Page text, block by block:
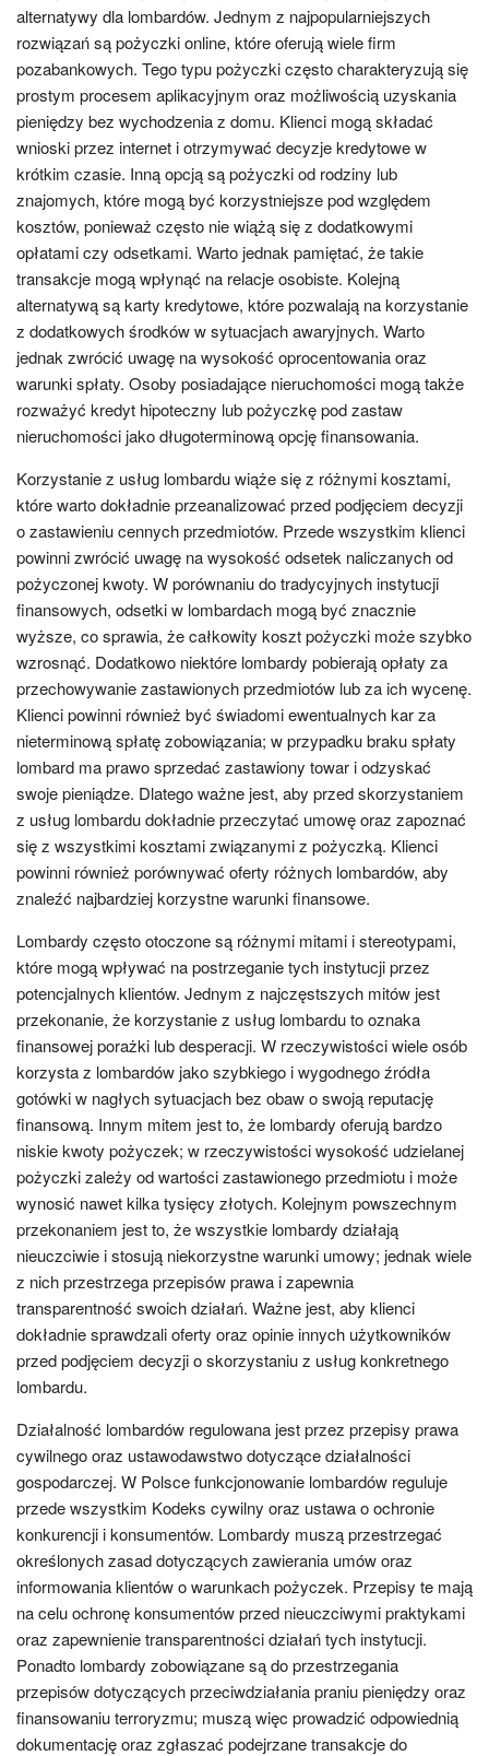
alternatywy dla lombardów. Jednym z najpopularniejszych
rozwiązań są pożyczki online, które oferują wiele firm
pozabankowych. Tego typu pożyczki często charakteryzują się
prostym procesem aplikacyjnym oraz możliwością uzyskania
pieniędzy bez wychodzenia z domu. Klienci mogą składać
wnioski przez internet i otrzymywać decyzje kredytowe w
krótkim czasie. Inną opcją są pożyczki od rodziny lub
znajomych, które mogą być korzystniejsze pod względem
kosztów, ponieważ często nie wiążą się z dodatkowymi
opłatami czy odsetkami. Warto jednak pamiętać, że takie
transakcje mogą wpłynąć na relacje osobiste. Kolejną
alternatywą są karty kredytowe, które pozwalają na korzystanie
z dodatkowych środków w sytuacjach awaryjnych. Warto
jednak zwrócić uwagę na wysokość oprocentowania oraz
warunki spłaty. Osoby posiadające nieruchomości mogą także
rozważyć kredyt hipoteczny lub pożyczkę pod zastaw
nieruchomości jako długoterminową opcję finansowania.
Korzystanie z usług lombardu wiąże się z różnymi kosztami,
które warto dokładnie przeanalizować przed podjęciem decyzji
o zastawieniu cennych przedmiotów. Przede wszystkim klienci
powinni zwrócić uwagę na wysokość odsetek naliczanych od
pożyczonej kwoty. W porównaniu do tradycyjnych instytucji
finansowych, odsetki w lombardach mogą być znacznie
wyższe, co sprawia, że całkowity koszt pożyczki może szybko
wzrosnąć. Dodatkowo niektóre lombardy pobierają opłaty za
przechowywanie zastawionych przedmiotów lub za ich wycenę.
Klienci powinni również być świadomi ewentualnych kar za
nieterminową spłatę zobowiązania; w przypadku braku spłaty
lombard ma prawo sprzedać zastawiony towar i odzyskać
swoje pieniądze. Dlatego ważne jest, aby przed skorzystaniem
z usług lombardu dokładnie przeczytać umowę oraz zapoznać
się z wszystkimi kosztami związanymi z pożyczką. Klienci
powinni również porównywać oferty różnych lombardów, aby
znaleźć najbardziej korzystne warunki finansowe.
Lombardy często otoczone są różnymi mitami i stereotypami,
które mogą wpływać na postrzeganie tych instytucji przez
potencjalnych klientów. Jednym z najczęstszych mitów jest
przekonanie, że korzystanie z usług lombardu to oznaka
finansowej porażki lub desperacji. W rzeczywistości wiele osób
korzysta z lombardów jako szybkiego i wygodnego źródła
gotówki w nagłych sytuacjach bez obaw o swoją reputację
finansową. Innym mitem jest to, że lombardy oferują bardzo
niskie kwoty pożyczek; w rzeczywistości wysokość udzielanej
pożyczki zależy od wartości zastawionego przedmiotu i może
wynosić nawet kilka tysięcy złotych. Kolejnym powszechnym
przekonaniem jest to, że wszystkie lombardy działają
nieuczciwie i stosują niekorzystne warunki umowy; jednak wiele
z nich przestrzega przepisów prawa i zapewnia
transparentność swoich działań. Ważne jest, aby klienci
dokładnie sprawdzali oferty oraz opinie innych użytkowników
przed podjęciem decyzji o skorzystaniu z usług konkretnego
lombardu.
Działalność lombardów regulowana jest przez przepisy prawa
cywilnego oraz ustawodawstwo dotyczące działalności
gospodarczej. W Polsce funkcjonowanie lombardów reguluje
przede wszystkim Kodeks cywilny oraz ustawa o ochronie
konkurencji i konsumentów. Lombardy muszą przestrzegać
określonych zasad dotyczących zawierania umów oraz
informowania klientów o warunkach pożyczek. Przepisy te mają
na celu ochronę konsumentów przed nieuczciwymi praktykami
oraz zapewnienie transparentności działań tych instytucji.
Ponadto lombardy zobowiązane są do przestrzegania
przepisów dotyczących przeciwdziałania praniu pieniędzy oraz
finansowaniu terroryzmu; muszą więc prowadzić odpowiednią
dokumentację oraz zgłaszać podejrzane transakcje do